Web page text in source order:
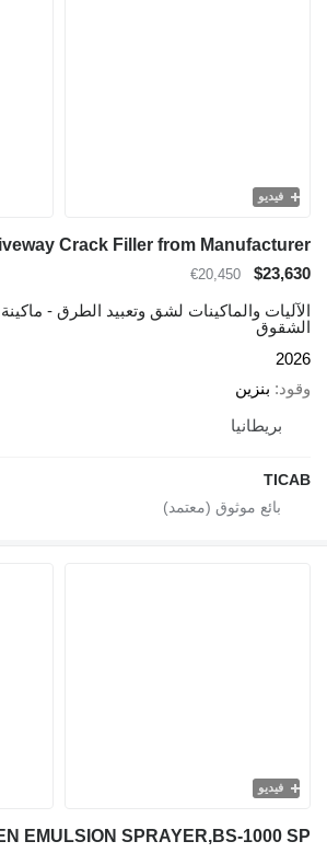
فيديو
$23,630
€20,450
الآليات والماكينات لشق وتعبيد الطرق - ماكينة
الشقوق
2026
وقود بنزين
بريطانيا
TICAB
فيديو